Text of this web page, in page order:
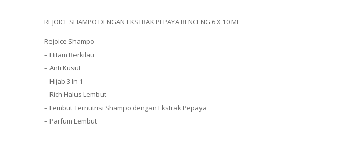
REJOICE SHAMPO DENGAN EKSTRAK PEPAYA RENCENG 6 X 10 ML
Rejoice Shampo
– Hitam Berkilau
– Anti Kusut
– Hijab 3 In 1
– Rich Halus Lembut
– Lembut Ternutrisi Shampo dengan Ekstrak Pepaya
– Parfum Lembut